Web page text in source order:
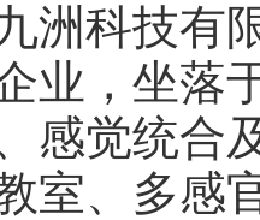
科技有限
业，坐落
感觉统合
室、多感